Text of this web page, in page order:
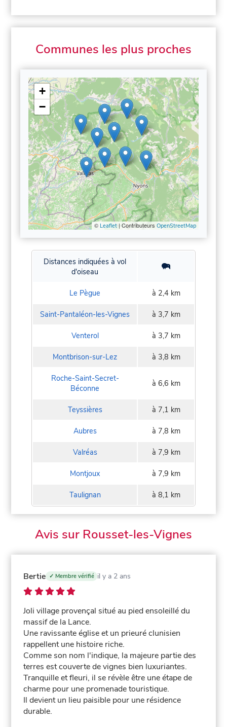
Communes les plus proches
+
−
© Leaflet| Contributeurs OpenStreetMap
Distances indiquées à vol
d'oiseau
Le Pègue à 2,4 km
Saint-Pantaléon-les-Vignes à 3,7 km
Venterol à 3,7 km
Montbrison-sur-Lez à 3,8 km
Roche-Saint-Secret-
Béconne
à 6,6 km
Teyssières à 7,1 km
Aubres à 7,8 km
Valréas à 7,9 km
Montjoux à 7,9 km
Taulignan à 8,1 km
Avis sur Rousset-les-Vignes
Bertie ✓ Membre vérifié il y a 2 ans
Joli village provençal situé au pied ensoleillé du
massif de la Lance.
Une ravissante église et un prieuré clunisien
rappellent une histoire riche.
Comme son nom l'indique, la majeure partie des
terres est couverte de vignes bien luxuriantes.
Tranquille et fleuri, il se révèle être une étape de
charme pour une promenade touristique.
Il devient un lieu paisible pour une résidence
durable.